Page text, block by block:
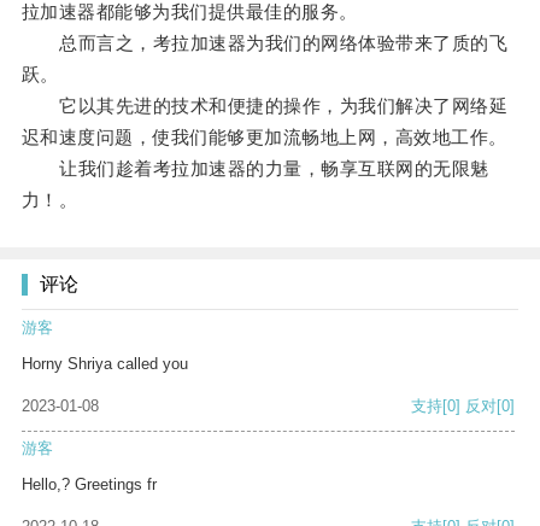
拉加速器都能够为我们提供最佳的服务。
总而言之，考拉加速器为我们的网络体验带来了质的飞
跃。
它以其先进的技术和便捷的操作，为我们解决了网络延
迟和速度问题，使我们能够更加流畅地上网，高效地工作。
让我们趁着考拉加速器的力量，畅享互联网的无限魅
力！。
评论
游客
Horny Shriya called you
2023-01-08 支持[0] 反对[0]
游客
Hello,? Greetings fr